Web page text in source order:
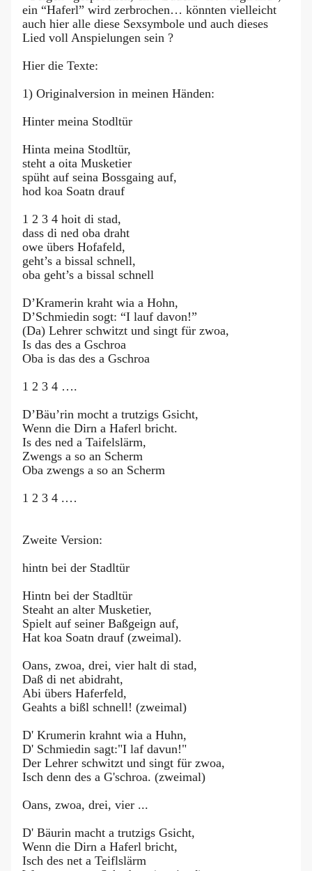
ein “Haferl” wird zerbrochen… könnten vielleicht
auch hier alle diese Sexsymbole und auch dieses
Lied voll Anspielungen sein ?
Hier die Texte:
1) Originalversion in meinen Händen:
Hinter meina Stodltür
Hinta meina Stodltür,
steht a oita Musketier
spüht auf seina Bossgaing auf,
hod koa Soatn drauf
1 2 3 4 hoit di stad,
dass di ned oba draht
owe übers Hofafeld,
geht’s a bissal schnell,
oba geht’s a bissal schnell
D’Kramerin kraht wia a Hohn,
D’Schmiedin sogt: “I lauf davon!”
(Da) Lehrer schwitzt und singt für zwoa,
Is das des a Gschroa
Oba is das des a Gschroa
1 2 3 4 ….
D’Bäu’rin mocht a trutzigs Gsicht,
Wenn die Dirn a Haferl bricht.
Is des ned a Taifelslärm,
Zwengs a so an Scherm
Oba zwengs a so an Scherm
1 2 3 4 .…
Zweite Version:
hintn bei der Stadltür
Hintn bei der Stadltür
Steaht an alter Musketier,
Spielt auf seiner Baßgeign auf,
Hat koa Soatn drauf (zweimal).
Oans, zwoa, drei, vier halt di stad,
Daß di net abidraht,
Abi übers Haferfeld,
Geahts a bißl schnell! (zweimal)
D' Krumerin krahnt wia a Huhn,
D' Schmiedin sagt:"I laf davun!"
Der Lehrer schwitzt und singt für zwoa,
Isch denn des a G'schroa. (zweimal)
Oans, zwoa, drei, vier ...
D' Bäurin macht a trutzigs Gsicht,
Wenn die Dirn a Haferl bricht,
Isch des net a Teiflslärm